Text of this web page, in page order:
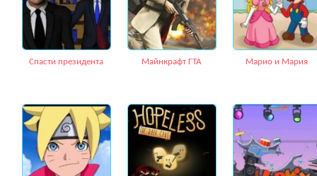
Cпасти президента Майнкрафт ГТА Марио и Мария